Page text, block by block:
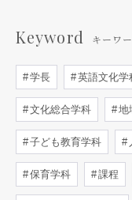
Keyword キーワ
学長 英語文化学
文化総合学科 地
子ども教育学科
保育学科 課程